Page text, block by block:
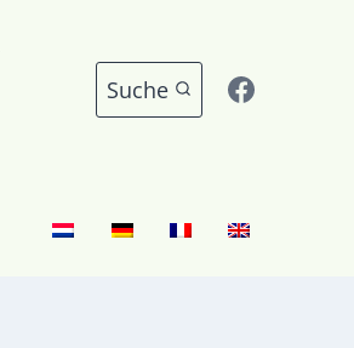
Suche